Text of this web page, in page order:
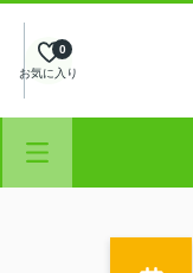
お気に入り
0